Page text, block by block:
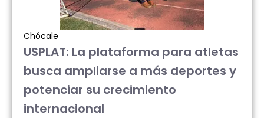
Chócale
USPLAT: La plataforma para atletas
busca ampliarse a más deportes y
potenciar su crecimiento
internacional